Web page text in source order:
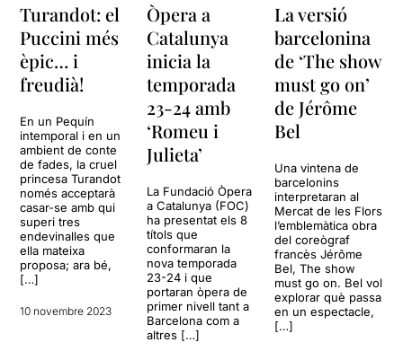
Turandot: el
Puccini més
èpic… i
freudià!
En un Pequín
intemporal i en un
ambient de conte
de fades, la cruel
princesa Turandot
només acceptarà
casar-se amb qui
superi tres
endevinalles que
ella mateixa
proposa; ara bé,
[…]
10 novembre 2023
Òpera a
Catalunya
inicia la
temporada
23-24 amb
‘Romeu i
Julieta’
La Fundació Òpera
a Catalunya (FOC)
ha presentat els 8
títols que
conformaran la
nova temporada
23-24 i que
portaran òpera de
primer nivell tant a
Barcelona com a
altres […]
La versió
barcelonina
de ‘The show
must go on’
de Jérôme
Bel
Una vintena de
barcelonins
interpretaran al
Mercat de les Flors
l’emblemàtica obra
del coreògraf
francès Jérôme
Bel, The show
must go on. Bel vol
explorar què passa
en un espectacle,
[…]